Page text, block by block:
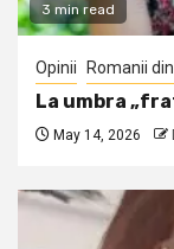
3 min read
Opinii Romanii
La umbra
May 14, 2026